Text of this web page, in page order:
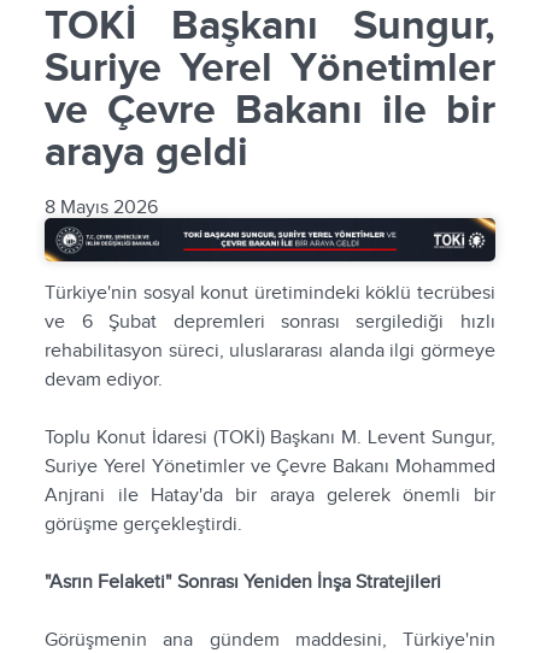
TOKİ Başkanı Sungur,
Suriye Yerel Yönetimler
ve Çevre Bakanı ile bir
araya geldi
8 Mayıs 2026
Türkiye'nin sosyal konut üretimindeki köklü tecrübesi
ve 6 Şubat depremleri sonrası sergilediği hızlı
rehabilitasyon süreci, uluslararası alanda ilgi görmeye
devam ediyor.
Toplu Konut İdaresi (TOKİ) Başkanı M. Levent Sungur,
Suriye Yerel Yönetimler ve Çevre Bakanı Mohammed
Anjrani ile Hatay'da bir araya gelerek önemli bir
görüşme gerçekleştirdi.
"Asrın Felaketi" Sonrası Yeniden İnşa Stratejileri
Görüşmenin ana gündem maddesini, Türkiye'nin